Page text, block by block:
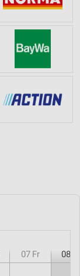
07 Fr 08